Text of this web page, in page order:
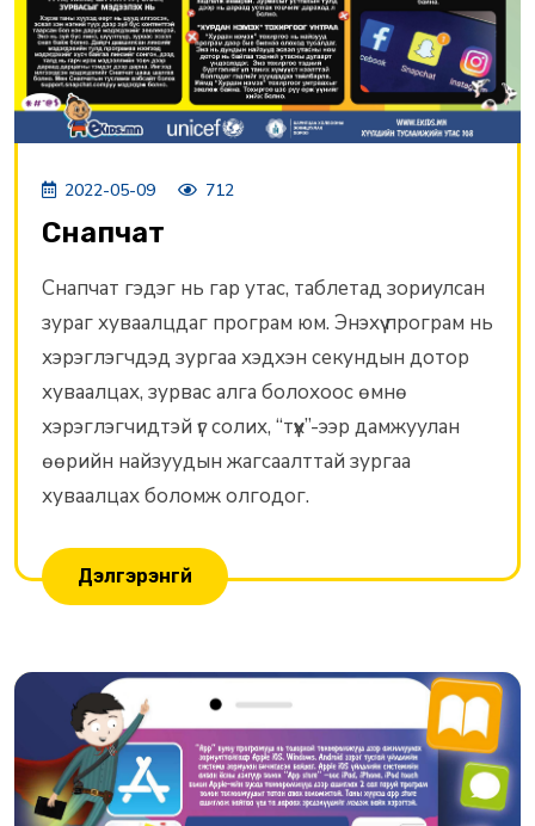
2022-05-09 712
Снапчат
Снапчат гэдэг нь гар утас, таблетад зориулсан
зураг хуваалцдаг програм юм. Энэхүү програм нь
хэрэглэгчдэд зургаа хэдхэн секундын дотор
хуваалцах, зурвас алга болохоос өмнө
хэрэглэгчидтэй үг солих, “түүх”-ээр дамжуулан
өөрийн найзуудын жагсаалттай зургаа
хуваалцах боломж олгодог.
Дэлгэрэнгүй